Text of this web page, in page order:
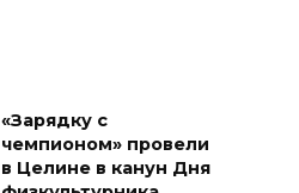
«Зарядку с
чемпионом» провели
в Целине в канун Дня